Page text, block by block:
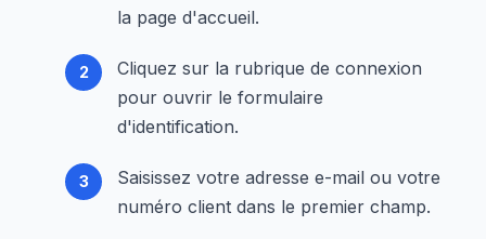
la page d'accueil.
Cliquez sur la rubrique de connexion
pour ouvrir le formulaire
d'identification.
Saisissez votre adresse e-mail ou votre
numéro client dans le premier champ.